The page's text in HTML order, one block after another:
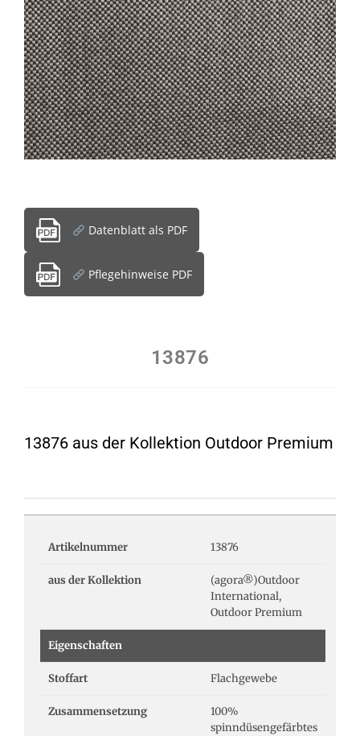
Datenblatt als PDF
Pflegehinweise PDF
13876
13876 aus der Kollektion Outdoor Premium
Artikelnummer 13876
aus der Kollektion
(agora®)Outdoor
International,
Outdoor Premium
Eigenschaften
Stoffart Flachgewebe
Zusammensetzung
100%
spinndüsengefärbtes